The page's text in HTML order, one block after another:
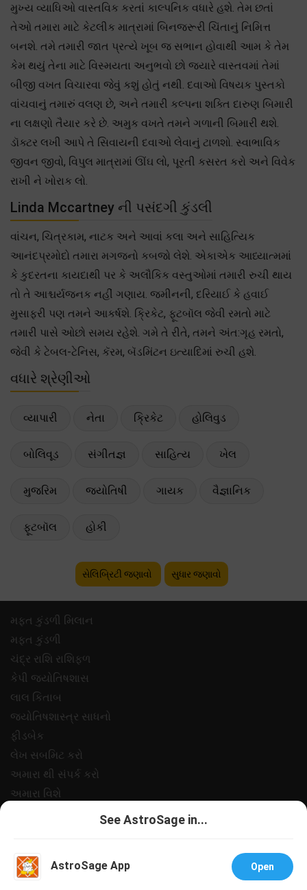
મુખ્ય વ્યાધિઓ વાસ્તવિક કરતાં કાલ્પનિક વધારે હશે. તેમ છતાં
તેઓ તમારા માટે કેટલીક માત્રામાં બિનજરૂરી ચિંતાનું નિમિત્ત
બનશે. તમે તમારી જાત પ્રત્યે ખૂબ જ સભાન હોવાથી આમ કે તેમ
કેમ થયું તેના માટે વિસ્મયતા અનુભવો છો જ્યારે વાસ્તવમાં તેમાં
બીજી વખત વિચારવા જેવું કશું હોતું નથી. દવાઓ વિષયક પુસ્તકો
વાંચવાનું તમારું વલણ છે, અને તમારી કલ્પના શક્તિ દારુણ બિમારી
ના લક્ષણો તૈયાર કરે છે. અમુક વખતે તમને ગળાની બિમારી થશે.
ડૉક્ટર લખી આપે તે સિવાયની દવાઓ લેવાનું ટાળશો. સ્વાભાવિક
જીવન જીવો, વિપુલ માત્રામાં ઊંઘ લો, પૂરતી કસરત કરો અને વિવેક
રાખી ને ખોરાક લો.
Linda Mccartney ની પસંદગી કુંડલી
વાંચન, ચિત્રકામ, નાટક અને આવાં કલા અને સાહિત્યિક
આનંદપ્રમોદો તમારા મગજનો કબજો લેશે. એકાએક આધ્યાત્મમાં
કે કુદરતના કાયદાથી પર કે અલૌકિક વસ્તુઓમાં તમારી રુચી થાય
તો તે આશ્ચર્યજનક નહીં ગણાય. જમીનની, દરિયાઈ કે હવાઈ
મુસાફરી પણ તમને આકર્ષશે. ક્રિકેટ, ફૂટબૉલ જેવી રમતો માટે
તમારી પાસે ઓછો સમય રહેશે. ગમે તે રીતે, તમને અંત:ગૃહ રમતો,
જેવી કે ટેબલ-ટેનિસ, કૅરમ, બૅડમિંટન ઇત્યાદિમાં રુચી હશે.
વધારે શ્રેણીઓ
વ્યાપારી નેતા ક્રિકેટ હોલિવુડ
બોલિવૂડ સંગીતજ્ઞ સાહિત્ય ખેલ
મુજરિમ જ્યોતિષી ગાયક વૈજ્ઞાનિક
ફૂટબૉલ હોકી
સેલિબ્રિટી જણાવો સુધાર જણાવો
મફ્ત કુંડળી મિલાન
મફ્ત કુંડળી
ચંદ્ર રાશિ રાશિફળ
કેપી જ્યોતિષશાસ
લાલ કિતાબ
જ્યોતિષશાસ્ત્ર સાધનો
ફીડબેક
લેખ સબમિટ કરો
અમારા થી સંપર્ક કરો
અમારા વિશે
સપોર
See AstroSage in...
AstroSage App Open